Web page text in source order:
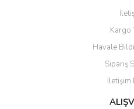
Ürün resmi kalitesiz, bozuk
Ürün açıklamasında eksik
Ürün bilgilerinde hatalar
Ürün fiyatı diğer sitelerden
Bu ürüne benzer farklı
Kargo
Havale
Sipariş
İletişim